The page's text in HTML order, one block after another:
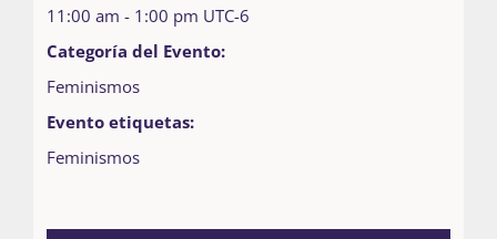
11:00 am - 1:00 pm UTC-6
Categoría del Evento:
Feminismos
Evento etiquetas:
Feminismos